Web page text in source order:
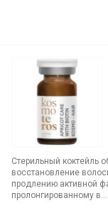
Стерильный коктейль
восстановление
продлению активной
пролонгированному в...